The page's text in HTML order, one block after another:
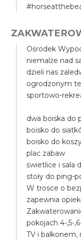
Ośrodek
niemalże nad
dzieli nas
ogrodzonym
sportowo-
dwa boiska do
boisko do
boisko do
plac zabaw
świetlice i sala
stoły do ping-
W trosce o
zapewnia
pokojach 4-,5-
TV i balkonem,